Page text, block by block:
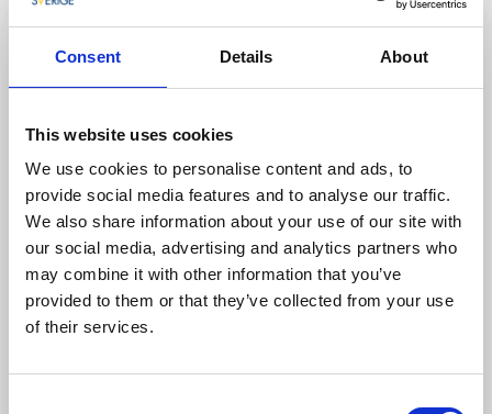
Consent Details About
This website uses cookies
We use cookies to personalise content and ads, to
provide social media features and to analyse our traffic.
We also share information about your use of our site with
our social media, advertising and analytics partners who
may combine it with other information that you’ve
provided to them or that they’ve collected from your use
of their services.
Bada och simma
Stockevik